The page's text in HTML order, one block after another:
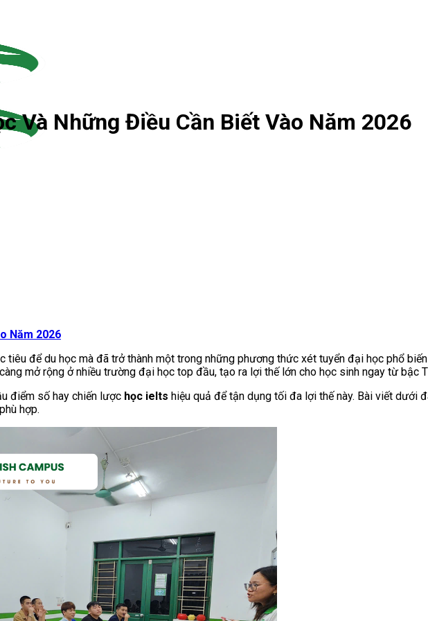
Và Những Điều Cần Biết Vào Năm 2026
Năm 2026
tiêu để du học mà đã trở thành một trong những phương thức xét tuyển đại học phổ
mở rộng ở nhiều trường đại học top đầu, tạo ra lợi thế lớn cho học sinh ngay từ bậc
điểm số hay chiến lược học ielts hiệu quả để tận dụng tối đa lợi thế này. Bài viết dưới
hợp.